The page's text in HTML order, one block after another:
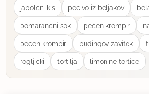
jabolcni kis pecivo iz beljakov
pomarancni sok pećen krompir
pecen krompir pudingov zavitek
rogljicki tortilja limonine tortice